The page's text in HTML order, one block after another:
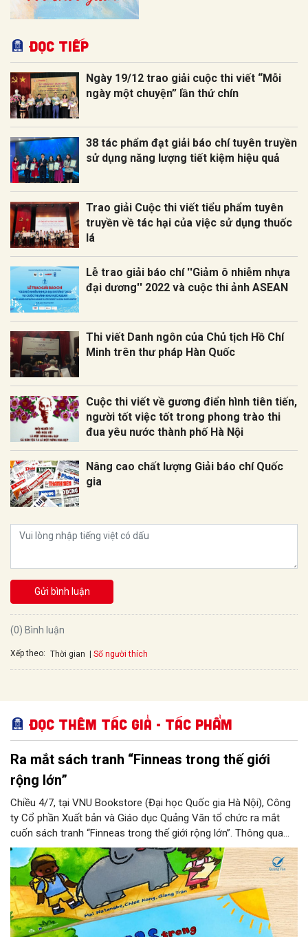
Đọc tiếp
Ngày 19/12 trao giải cuộc thi viết “Mỗi
ngày một chuyện” lần thứ chín
38 tác phẩm đạt giải báo chí tuyên truyền
sử dụng năng lượng tiết kiệm hiệu quả
Trao giải Cuộc thi viết tiểu phẩm tuyên
truyền về tác hại của việc sử dụng thuốc
lá
Lễ trao giải báo chí ''Giảm ô nhiễm nhựa
đại dương'' 2022 và cuộc thi ảnh ASEAN
Thi viết Danh ngôn của Chủ tịch Hồ Chí
Minh trên thư pháp Hàn Quốc
Cuộc thi viết về gương điển hình tiên tiến,
người tốt việc tốt trong phong trào thi
đua yêu nước thành phố Hà Nội
Nâng cao chất lượng Giải báo chí Quốc
gia
Gửi bình luận
(0) Bình luận
Xếp theo: Thời gian Số người thích
Đọc thêm Tác giả - tác phẩm
Ra mắt sách tranh “Finneas trong thế giới
rộng lớn”
Chiều 4/7, tại VNU Bookstore (Đại học Quốc gia Hà Nội), Công
ty Cổ phần Xuất bản và Giáo dục Quảng Văn tổ chức ra mắt
cuốn sách tranh “Finneas trong thế giới rộng lớn”. Thông qua
hành trình của một chú voi nhỏ, cuốn sách gửi gắm những
thông điệp ý nghĩa về tình yêu thiên nhiên, ý thức bảo vệ môi
trường và trách nhiệm với thế giới xung quanh.